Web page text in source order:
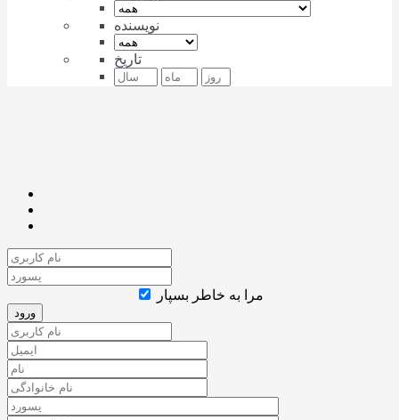
نویسنده
تاریخ
مرا به خاطر بسپار